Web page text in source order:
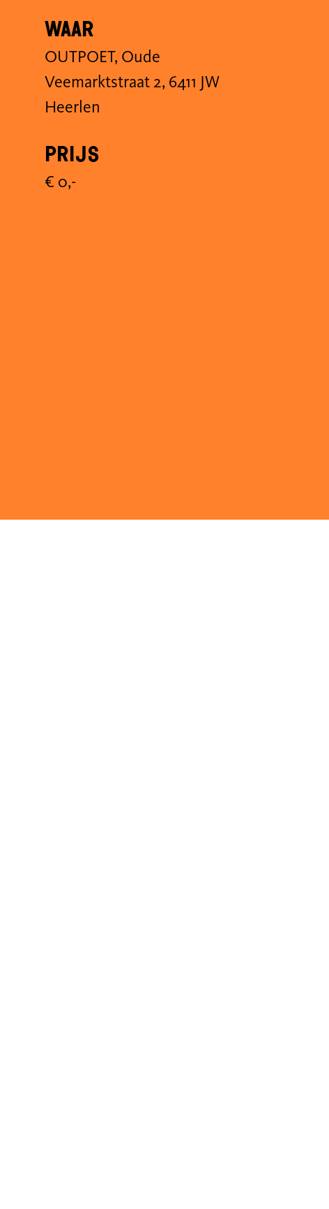
Waar
OUTPOET, Oude
Veemarktstraat 2, 6411 JW
Heerlen
Prijs
€ 0,-